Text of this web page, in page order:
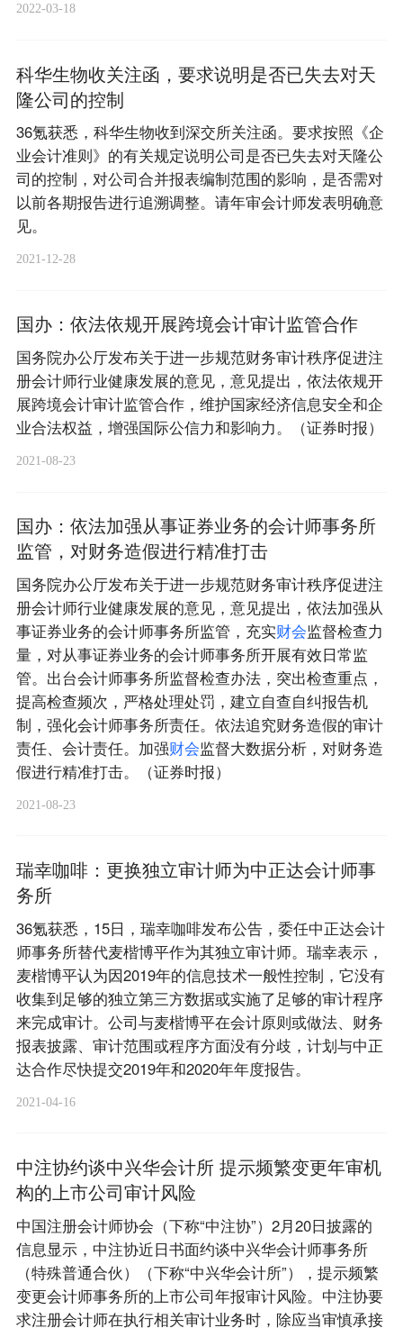
2022-03-18
科华生物收关注函，要求说明是否已失去对天
隆公司的控制
36氪获悉，科华生物收到深交所关注函。要求按照《企
业会计准则》的有关规定说明公司是否已失去对天隆公
司的控制，对公司合并报表编制范围的影响，是否需对
以前各期报告进行追溯调整。请年审会计师发表明确意
见。
2021-12-28
国办：依法依规开展跨境会计审计监管合作
国务院办公厅发布关于进一步规范财务审计秩序促进注
册会计师行业健康发展的意见，意见提出，依法依规开
展跨境会计审计监管合作，维护国家经济信息安全和企
业合法权益，增强国际公信力和影响力。（证券时报）
2021-08-23
国办：依法加强从事证券业务的会计师事务所
监管，对财务造假进行精准打击
国务院办公厅发布关于进一步规范财务审计秩序促进注
册会计师行业健康发展的意见，意见提出，依法加强从
事证券业务的会计师事务所监管，充实财会监督检查力
量，对从事证券业务的会计师事务所开展有效日常监
管。出台会计师事务所监督检查办法，突出检查重点，
提高检查频次，严格处理处罚，建立自查自纠报告机
制，强化会计师事务所责任。依法追究财务造假的审计
责任、会计责任。加强财会监督大数据分析，对财务造
假进行精准打击。（证券时报）
2021-08-23
瑞幸咖啡：更换独立审计师为中正达会计师事
务所
36氪获悉，15日，瑞幸咖啡发布公告，委任中正达会计
师事务所替代麦楷博平作为其独立审计师。瑞幸表示，
麦楷博平认为因2019年的信息技术一般性控制，它没有
收集到足够的独立第三方数据或实施了足够的审计程序
来完成审计。公司与麦楷博平在会计原则或做法、财务
报表披露、审计范围或程序方面没有分歧，计划与中正
达合作尽快提交2019年和2020年年度报告。
2021-04-16
中注协约谈中兴华会计所 提示频繁变更年审机
构的上市公司审计风险
中国注册会计师协会（下称“中注协”）2月20日披露的
信息显示，中注协近日书面约谈中兴华会计师事务所
（特殊普通合伙）（下称“中兴华会计所”），提示频繁
变更会计师事务所的上市公司年报审计风险。中注协要
求注册会计师在执行相关审计业务时，除应当审慎承接